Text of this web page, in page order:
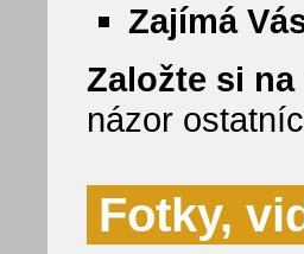
Zajímá
Založte si
názor
Fotky,